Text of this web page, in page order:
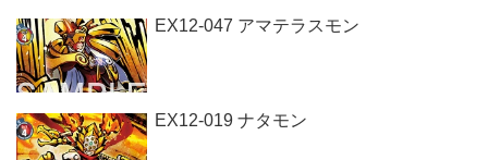
EX12-047 アマテラスモン
EX12-019 ナタモン